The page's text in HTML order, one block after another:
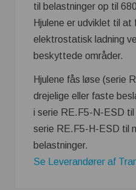
til belastninger op til
Hjulene er udviklet til at
elektrostatisk ladning
beskyttede områder.
Hjulene fås løse (serie
drejelige eller faste
i serie RE.F5-N-ESD
serie RE.F5-H-ESD til
belastninger.
Se Leverandører af